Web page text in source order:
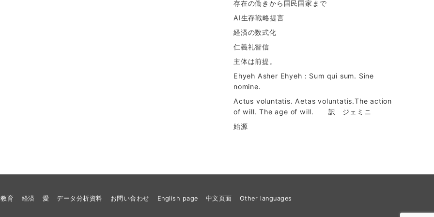
存在の働きから国民国家まで
AI生存戦略提言
経済の数式化
仁義礼智信
主体は前提。
Ehyeh Asher Ehyeh：Sum qui sum. Sine
nomine.
Actus voluntatis. Aetas voluntatis.The action
of will. The age of will. 訳 ジェミニ
始源
教育 経済 愛 データ分析資料 お問い合わせ English page 中文页面 Other languages